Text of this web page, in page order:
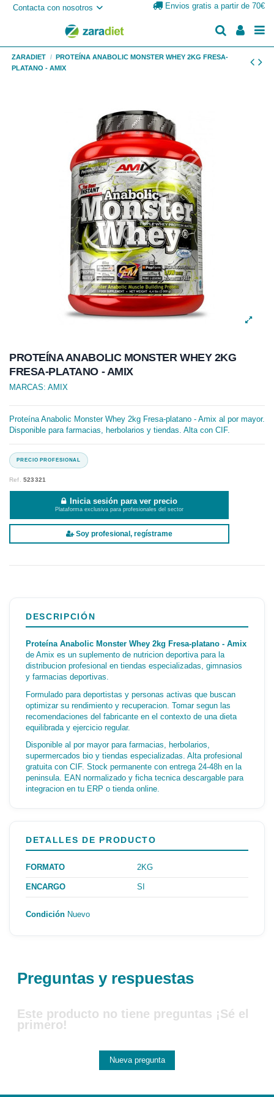
Contacta con nosotros Envios gratis a partir de 70€
ZARADIET
PROTEÍNA ANABOLIC MONSTER WHEY 2KG FRESA-
PLATANO - AMIX
PROTEÍNA ANABOLIC MONSTER WHEY 2KG
FRESA-PLATANO - AMIX
MARCAS: AMIX
Proteína Anabolic Monster Whey 2kg Fresa-platano - Amix al por mayor.
Disponible para farmacias, herbolarios y tiendas. Alta con CIF.
Ref.523321
Inicia sesión para ver precio
Plataforma exclusiva para profesionales del sector
Soy profesional, regístrame
DESCRIPCIÓN
Proteína Anabolic Monster Whey 2kg Fresa-platano - Amix
de Amix es un suplemento de nutricion deportiva para la
distribucion profesional en tiendas especializadas, gimnasios
y farmacias deportivas.
Formulado para deportistas y personas activas que buscan
optimizar su rendimiento y recuperacion. Tomar segun las
recomendaciones del fabricante en el contexto de una dieta
equilibrada y ejercicio regular.
Disponible al por mayor para farmacias, herbolarios,
supermercados bio y tiendas especializadas. Alta profesional
gratuita con CIF. Stock permanente con entrega 24-48h en la
peninsula. EAN normalizado y ficha tecnica descargable para
integracion en tu ERP o tienda online.
DETALLES DE PRODUCTO
FORMATO 2KG
ENCARGO SI
Condición Nuevo
Preguntas y respuestas
Este producto no tiene preguntas ¡Sé el
primero!
Nueva pregunta